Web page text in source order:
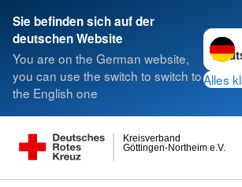
Sie befinden sich auf der
deutschen Website
You are on the German website,
you can use the switch to switch to
the English one
Alles
Göttingen-Northeim e.V.
Kreisverband